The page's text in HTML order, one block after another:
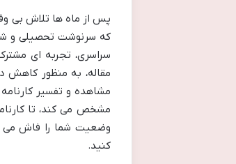
پس از ماه ها تلاش بی
که سرنوشت تحصیلی و
سراسری، تجربه ای
مقاله، به منظور کاهش
مشاهده و تفسیر
مشخص می کند، تا
وضعیت شما را فاش می
کنید.